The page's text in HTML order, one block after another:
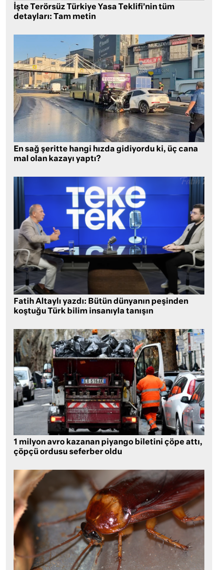
İşte Terörsüz Türkiye Yasa Teklifi’nin tüm
detayları: Tam metin
En sağ şeritte hangi hızda gidiyordu ki, üç cana
mal olan kazayı yaptı?
Fatih Altaylı yazdı: Bütün dünyanın peşinden
koştuğu Türk bilim insanıyla tanışın
1 milyon avro kazanan piyango biletini çöpe attı,
çöpçü ordusu seferber oldu